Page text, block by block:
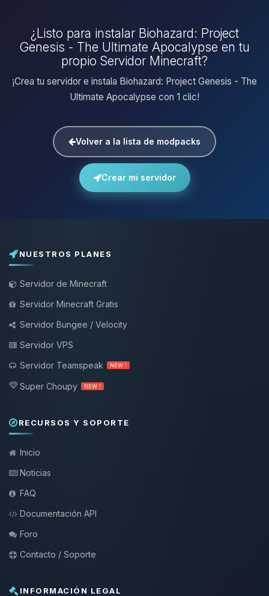
¿Listo para instalar Biohazard: Project
Genesis - The Ultimate Apocalypse en tu
propio Servidor Minecraft?
¡Crea tu servidor e instala Biohazard: Project Genesis - The
Ultimate Apocalypse con 1 clic!
Volver a la lista de modpacks
Crear mi servidor
NUESTROS PLANES
Servidor de Minecraft
Servidor Minecraft Gratis
Servidor Bungee / Velocity
Servidor VPS
Servidor Teamspeak
NEW !
Super Choupy NEW !
RECURSOS Y SOPORTE
Inicio
Noticias
FAQ
Documentación API
Foro
Contacto / Soporte
INFORMACIÓN LEGAL